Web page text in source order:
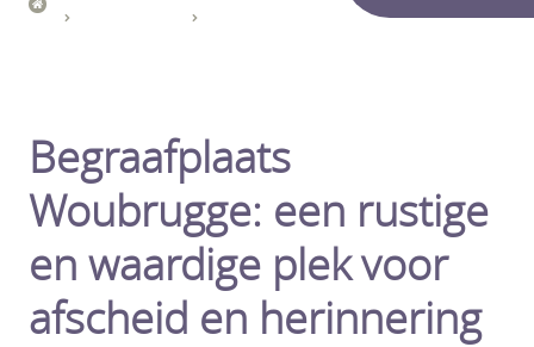
Begraafplaats Woubrugge
Begraafplaats
Woubrugge: een rustige
en waardige plek voor
afscheid en herinnering